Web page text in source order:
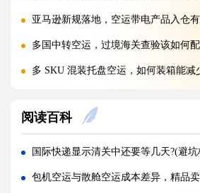
亚马逊新规落地，空运带电产品入仓有哪些新增
多国中转空运，过境海关查验该如何配合举证（
多 SKU 混装托盘空运，如何装箱能减少亚马逊人工分拣拉长
美国 5106 备案不全，空派货物一定会被扣吗?(不清
亚马逊入仓排队，空派如何缩短上架等待时
跨境电商 FBA 空运，自主 VAT 清关和集体包税清关分别适配
阅读百科
国际快递显示清关中还要等几天?(避
包机空运与散舱空运成本差异，精品卖家该如何按需灵活